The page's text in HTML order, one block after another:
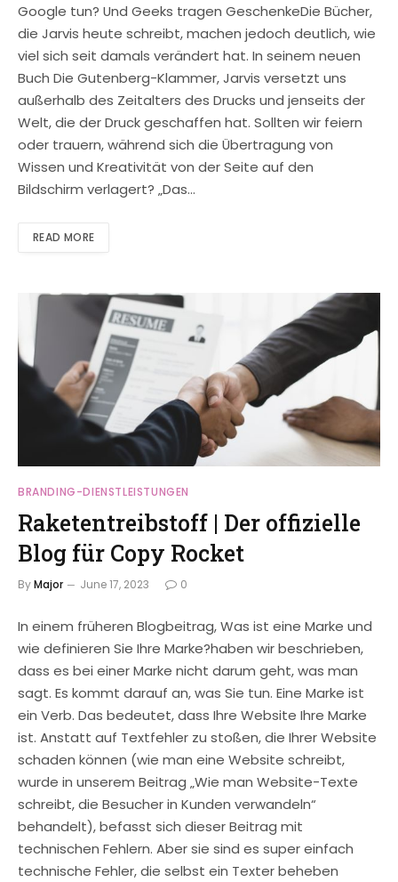
Google tun? Und Geeks tragen GeschenkeDie Bücher,
die Jarvis heute schreibt, machen jedoch deutlich, wie
viel sich seit damals verändert hat. In seinem neuen
Buch Die Gutenberg-Klammer, Jarvis versetzt uns
außerhalb des Zeitalters des Drucks und jenseits der
Welt, die der Druck geschaffen hat. Sollten wir feiern
oder trauern, während sich die Übertragung von
Wissen und Kreativität von der Seite auf den
Bildschirm verlagert? „Das…
READ MORE
BRANDING-DIENSTLEISTUNGEN
Raketentreibstoff | Der offizielle
Blog für Copy Rocket
ByMajor June 17, 2023 0
In einem früheren Blogbeitrag, Was ist eine Marke und
wie definieren Sie Ihre Marke?haben wir beschrieben,
dass es bei einer Marke nicht darum geht, was man
sagt. Es kommt darauf an, was Sie tun. Eine Marke ist
ein Verb. Das bedeutet, dass Ihre Website Ihre Marke
ist. Anstatt auf Textfehler zu stoßen, die Ihrer Website
schaden können (wie man eine Website schreibt,
wurde in unserem Beitrag „Wie man Website-Texte
schreibt, die Besucher in Kunden verwandeln“
behandelt), befasst sich dieser Beitrag mit
technischen Fehlern. Aber sie sind es super einfach
technische Fehler, die selbst ein Texter beheben